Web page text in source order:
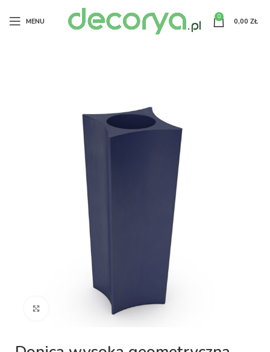
MENU
0
0,00 ZŁ
Kliknij aby powiększyć